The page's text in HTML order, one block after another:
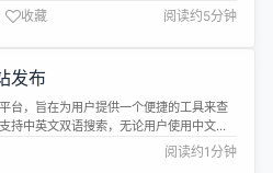
提升了与 Node.js 的兼容性，还为开发者带
的数据库支持和云服务集成能力，进一步强
能工具包”的定位。 Node.js 兼容性获得突
容性方...
收藏 阅读约5分钟
发布
台，旨在为用户提供一个便捷的工具来查
持中英文双语搜索，无论用户使用中文还
。 该平台汇聚了来自海内外几十个数据网
域，包括科技、经济、社会、环境等。 通
阅读约1分钟